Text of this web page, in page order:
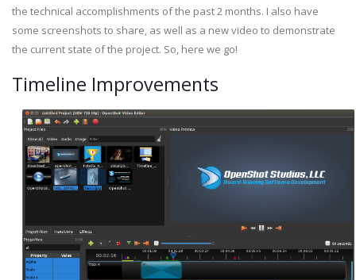
the technical accomplishments of the past 2 months. I also have
some screenshots to share, as well as a new video to demonstrate
the current state of the project. So, here we go!
Timeline Improvements